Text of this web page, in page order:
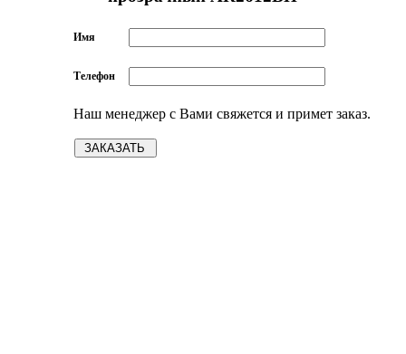
Имя
Телефон
Наш менеджер с Вами свяжется и примет заказ.